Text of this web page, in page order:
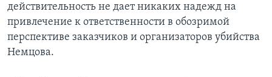
действительность не дает никаких надежд на
привлечение к ответственности в обозримой
перспективе заказчиков и организаторов убийства
Немцова.